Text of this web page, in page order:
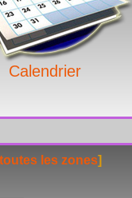
Calendrier
les zones]